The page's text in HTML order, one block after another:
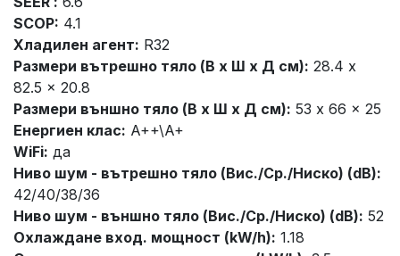
SCOP: 4.1
Хладилен агент: R32
Размери вътрешно тяло (В x Ш x Д см): 28.4 x
82.5 x 20.8
Размери външно тяло (В x Ш x Д см): 53 x 66 x 25
Енергиен клас: A++\A+
WiFi: да
Ниво шум - вътрешно тяло (Вис./Ср./Ниско) (dB):
42/40/38/36
Ниво шум - външно тяло (Вис./Ср./Ниско) (dB): 52
Охлаждане вход. мощност (kW/h): 1.18